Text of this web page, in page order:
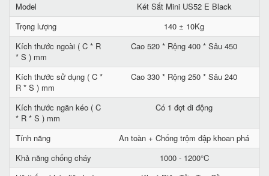
Model
Két Sắt Mini US52 E Black
Trọng lượng
140 ± 10Kg
Kích thước ngoài ( C * R
* S ) mm
Cao 520 * Rộng 400 * Sâu 450
Kích thước sử dụng ( C *
R * S ) mm
Cao 330 * Rộng 250 * Sâu 240
Kích thước ngăn kéo ( C
* R * S ) mm
Có 1 đợt di động
Tính năng
An toàn + Chống trộm đập khoan phá
Khả năng chống cháy
1000 - 1200°C